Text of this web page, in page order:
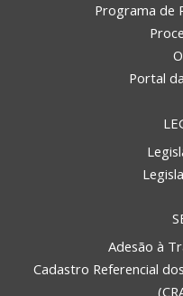
Programa de
Portal
Adesão à
Cadastro Referencial